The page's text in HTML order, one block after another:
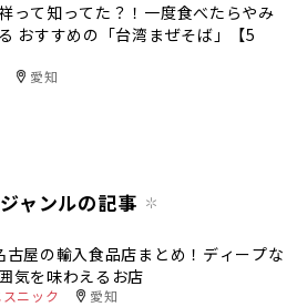
って知ってた？！一度食べたらやみ
おすすめの「台湾まぜそば」【5
愛知
ャンルの記事
古屋の輸入食品店まとめ！ディープな
気を味わえるお店
ニック 愛知